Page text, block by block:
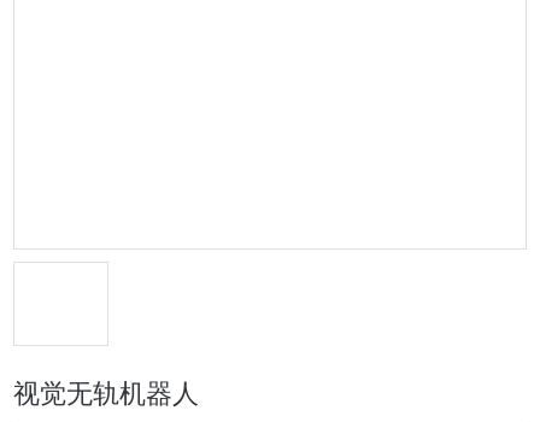
视觉无轨机器人